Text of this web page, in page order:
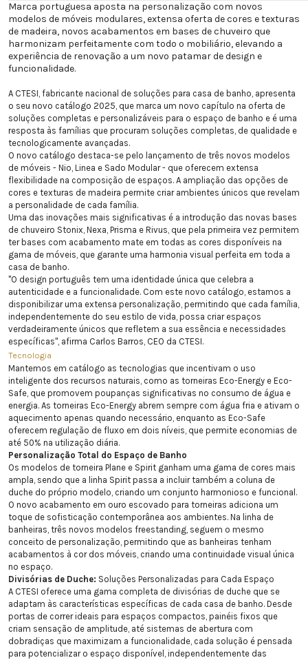
Marca portuguesa aposta na personalização com novos
modelos de móveis modulares, extensa oferta de cores e texturas
de madeira, novos acabamentos em bases de chuveiro que
harmonizam perfeitamente com todo o mobiliário, elevando a
experiência de renovação a um novo patamar de design e
funcionalidade.
A CTESI, fabricante nacional de soluções para casa de banho, apresenta
o seu novo catálogo 2025, que marca um novo capítulo na oferta de
soluções completas e personalizáveis para o espaço de banho e é uma
resposta às famílias que procuram soluções completas, de qualidade e
tecnologicamente avançadas.
O novo catálogo destaca-se pelo lançamento de três novos modelos
de móveis - Nio, Linea e Sado Modular - que oferecem extensa
flexibilidade na composição de espaços. A ampliação das opções de
cores e texturas de madeira permite criar ambientes únicos que revelam
a personalidade de cada família.
Uma das inovações mais significativas é a introdução das novas bases
de chuveiro Stonix, Nexa, Prisma e Rivus, que pela primeira vez permitem
ter bases com acabamento mate em todas as cores disponíveis na
gama de móveis, que garante uma harmonia visual perfeita em toda a
casa de banho.
"O design português tem uma identidade única que celebra a
autenticidade e a funcionalidade. Com este novo catálogo, estamos a
disponibilizar uma extensa personalização, permitindo que cada família,
independentemente do seu estilo de vida, possa criar espaços
verdadeiramente únicos que refletem a sua essência e necessidades
específicas", afirma Carlos Barros, CEO da CTESI.
Tecnologia
Mantemos em catálogo as tecnologias que incentivam o uso
inteligente dos recursos naturais, como as torneiras Eco-Energy e Eco-
Safe, que promovem poupanças significativas no consumo de água e
energia. As torneiras Eco-Energy abrem sempre com água fria e ativam o
aquecimento apenas quando necessário, enquanto as Eco-Safe
oferecem regulação de fluxo em dois níveis, que permite economias de
até 50% na utilização diária.
Personalização Total do Espaço de Banho
Os modelos de torneira Plane e Spirit ganham uma gama de cores mais
ampla, sendo que a linha Spirit passa a incluir também a coluna de
duche do próprio modelo, criando um conjunto harmonioso e funcional.
O novo acabamento em ouro escovado para torneiras adiciona um
toque de sofisticação contemporânea aos ambientes. Na linha de
banheiras, três novos modelos freestanding, seguem o mesmo
conceito de personalização, permitindo que as banheiras tenham
acabamentos à cor dos móveis, criando uma continuidade visual única
no espaço.
Divisórias de Duche: Soluções Personalizadas para Cada Espaço
A CTESI oferece uma gama completa de divisórias de duche que se
adaptam às características específicas de cada casa de banho. Desde
portas de correr ideais para espaços compactos, painéis fixos que
criam sensação de amplitude, até sistemas de abertura com
dobradiças que maximizam a funcionalidade, cada solução é pensada
para potencializar o espaço disponível, independentemente das